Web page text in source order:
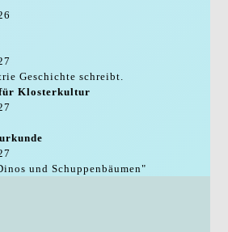
Geschichte schreibt.
für Klosterkultur
und Schuppenbäumen"